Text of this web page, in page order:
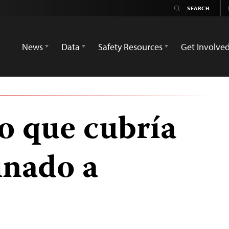
News
Data Safety Resources Get Involved
que cubría
a